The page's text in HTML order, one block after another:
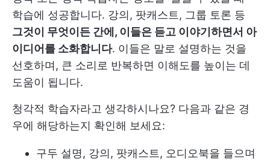
학습에 성공합니다. 강의, 팟캐스트, 그룹 토론 등
그것이 무엇이든 간에, 이들은 듣고 이야기하면서 아
이디어를 소화합니다. 이들은 말로 설명하는 것을
선호하며, 큰 소리로 반복하면 이해도를 높이는 데
도움이 됩니다.
청각적 학습자라고 생각하시나요? 다음과 같은 경
우에 해당하는지 확인해 보세요:
구두 설명, 강의, 팟캐스트, 오디오북을 들으며